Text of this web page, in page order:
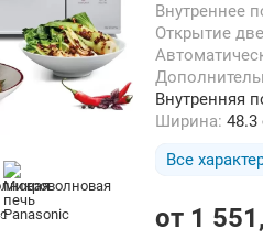
Внутреннее
Открытие
Внутренняя
Ширина: 48.3
Все
от 1